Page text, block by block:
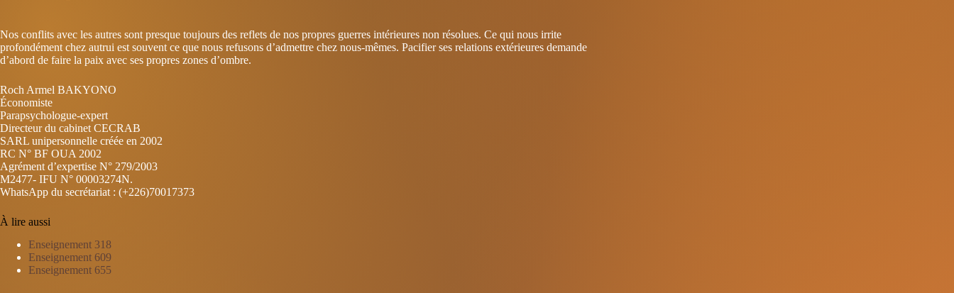
Nos conflits avec les autres sont presque toujours des reflets de nos propres guerres intérieures non résolues. Ce qui nous irrite
profondément chez autrui est souvent ce que nous refusons d’admettre chez nous-mêmes. Pacifier ses relations extérieures demande
d’abord de faire la paix avec ses propres zones d’ombre.
Roch Armel BAKYONO
Économiste
Parapsychologue-expert
Directeur du cabinet CECRAB
SARL unipersonnelle créée en 2002
RC N° BF OUA 2002
Agrément d’expertise N° 279/2003
M2477- IFU N° 00003274N.
WhatsApp du secrétariat : (+226)70017373
À lire aussi
Enseignement 318
Enseignement 609
Enseignement 655